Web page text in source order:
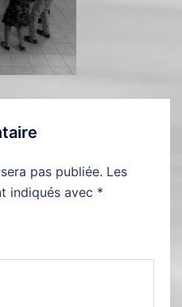
pas publiée. Les
indiqués avec *